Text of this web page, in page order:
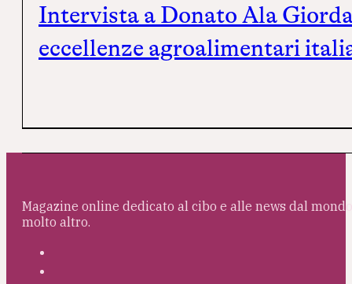
Intervista a Donato Ala
eccellenze agroalimentari
Magazine online dedicato al cibo e alle news dal
molto altro.